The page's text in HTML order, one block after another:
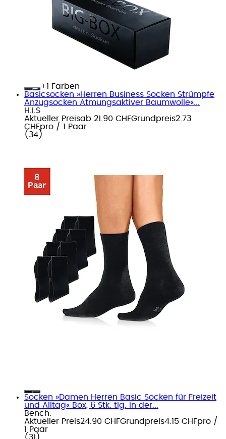
+
Farben
Basicsocken »Herren Business Socken Strümpfe
Anzugsocken Atmungsaktiver Baumwolle«...
H.I.S
Aktueller Preisab 21.90 CHFGrundpreis2.73
CHFpro / 1 Paar
( 34 )
Socken »Damen Herren Basic Socken für Freizeit
und Alltag« Box, 6 Stk. tlg. in der...
Bench.
Aktueller Preis24.90 CHFGrundpreis4.15 CHFpro /
1 Paar